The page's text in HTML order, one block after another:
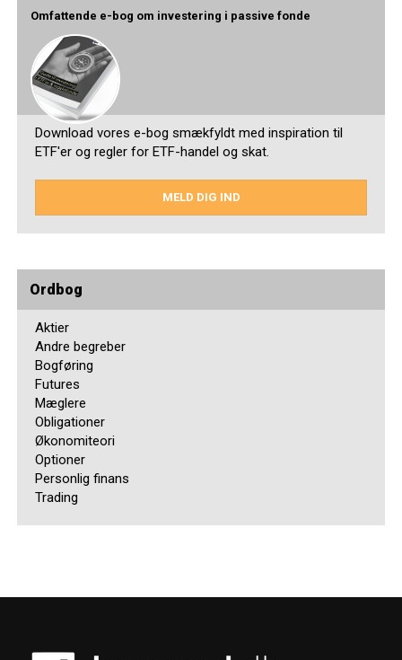
Omfattende e-bog om investering i passive fonde
Download vores e-bog smækfyldt med inspiration til
ETF'er og regler for ETF-handel og skat.
MELD DIG IND
Ordbog
Aktier
Andre begreber
Bogføring
Futures
Mæglere
Obligationer
Økonomiteori
Optioner
Personlig finans
Trading